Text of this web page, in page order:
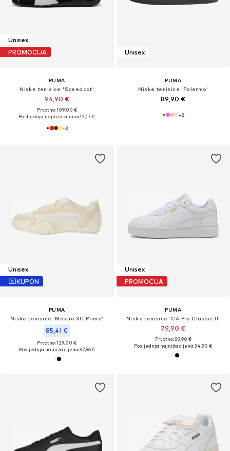
Unisex
PROMOCIJA
PUMA
Niske tenisice 'Speedcat'
94,90 €
Prvotno: 109,00 €
Posljednja najniža cijena:72,17 €
+3
Unisex
PUMA
Niske tenisice 'Palermo'
89,90 €
+2
Unisex
KUPON
PUMA
Niske tenisice 'Mostro XC Prime'
85,41 €
Prvotno: 129,00 €
Posljednja najniža cijena:37,96 €
Unisex
PROMOCIJA
PUMA
Niske tenisice 'CA Pro Classic II'
79,90 €
Prvotno: 89,90 €
Posljednja najniža cijena:34,90 €